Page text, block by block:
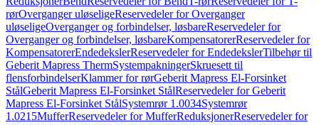
rørOverganger uløseligeReservedeler for Overganger
uløseligeOverganger og forbindelser, løsbareReservedeler for
Overganger og forbindelser, løsbareKompensatorerReservedeler for
KompensatorerEndedekslerReservedeler for EndedekslerTilbehør til
Geberit Mapress ThermSystempakningerSkruesett til
flensforbindelserKlammer for rørGeberit Mapress El-Forsinket
StålGeberit Mapress El-Forsinket StålReservedeler for Geberit
Mapress El-Forsinket StålSystemrør 1.0034Systemrør
1.0215MufferReservedeler for MufferReduksjonerReservedeler for